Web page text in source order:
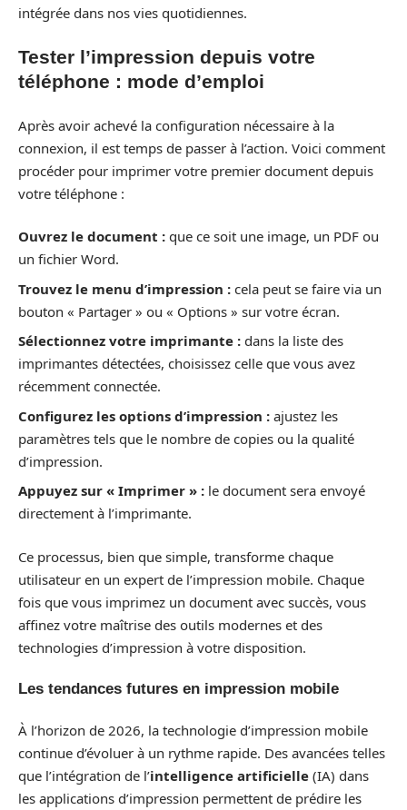
intégrée dans nos vies quotidiennes.
Tester l’impression depuis votre
téléphone : mode d’emploi
Après avoir achevé la configuration nécessaire à la
connexion, il est temps de passer à l’action. Voici comment
procéder pour imprimer votre premier document depuis
votre téléphone :
Ouvrez le document : que ce soit une image, un PDF ou
un fichier Word.
Trouvez le menu d’impression : cela peut se faire via un
bouton « Partager » ou « Options » sur votre écran.
Sélectionnez votre imprimante : dans la liste des
imprimantes détectées, choisissez celle que vous avez
récemment connectée.
Configurez les options d’impression : ajustez les
paramètres tels que le nombre de copies ou la qualité
d’impression.
Appuyez sur « Imprimer » : le document sera envoyé
directement à l’imprimante.
Ce processus, bien que simple, transforme chaque
utilisateur en un expert de l’impression mobile. Chaque
fois que vous imprimez un document avec succès, vous
affinez votre maîtrise des outils modernes et des
technologies d’impression à votre disposition.
Les tendances futures en impression mobile
À l’horizon de 2026, la technologie d’impression mobile
continue d’évoluer à un rythme rapide. Des avancées telles
que l’intégration de l’intelligence artificielle (IA) dans
les applications d’impression permettent de prédire les